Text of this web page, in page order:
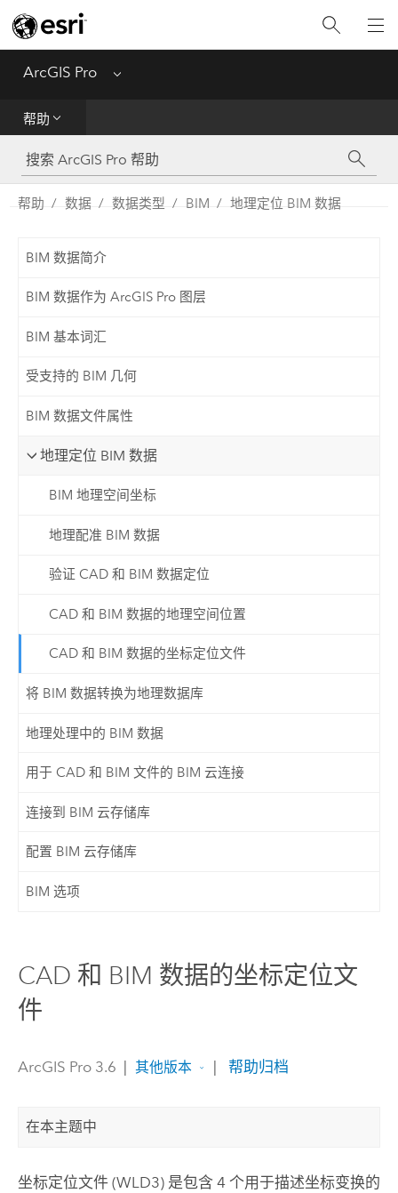
ArcGIS Pro Menu
帮助
工具参考
Python
帮助 数据 数据类型 BIM 地理定位 BIM 数据
BIM 数据简介
BIM 数据作为 ArcGIS Pro 图层
BIM 基本词汇
受支持的 BIM 几何
BIM 数据文件属性
地理定位 BIM 数据
BIM 地理空间坐标
地理配准 BIM 数据
验证 CAD 和 BIM 数据定位
CAD 和 BIM 数据的地理空间位置
CAD 和 BIM 数据的坐标定位文件
将 BIM 数据转换为地理数据库
地理处理中的 BIM 数据
用于 CAD 和 BIM 文件的 BIM 云连接
连接到 BIM 云存储库
配置 BIM 云存储库
BIM 选项
CAD 和 BIM 数据的坐标定位文
件
ArcGIS Pro 3.6 | 其他版本 | 帮助归档
在本主题中
坐标定位文件 (WLD3) 是包含 4 个用于描述坐标变换的